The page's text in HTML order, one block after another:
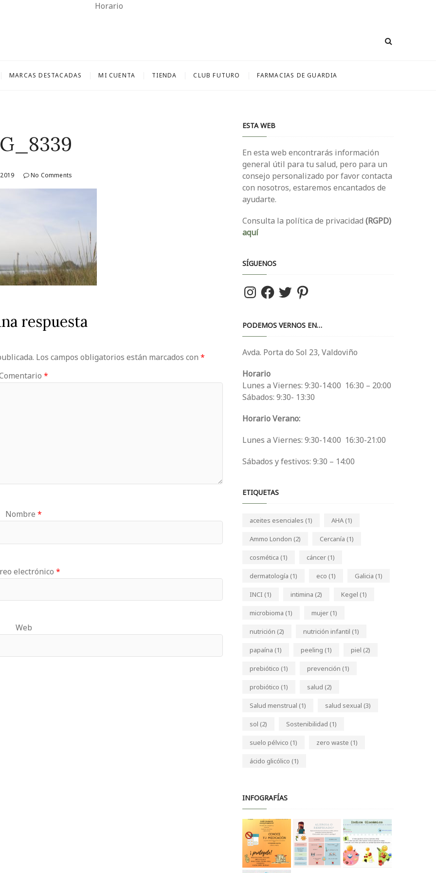
Horario
MARCAS DESTACADAS MI CUENTA TIENDA CLUB FUTURO FARMACIAS DE GUARDIA
No Comments
respuesta
Los campos obligatorios están marcados con *
*
Nombre *
electrónico *
Web
ESTA WEB
En esta web encontrarás información
general útil para tu salud, pero para un
consejo personalizado por favor contacta
con nosotros, estaremos encantados de
ayudarte.
Consulta la política de privacidad (RGPD)
aquí
SÍGUENOS
Instagram
FacebookTwitterPinterest
PODEMOS VERNOS EN…
Avda. Porta do Sol 23, Valdoviño
Horario
Lunes a Viernes: 9:30-14:00 16:30 – 20:00
Sábados: 9:30- 13:30
Horario Verano:
Lunes a Viernes: 9:30-14:00 16:30-21:00
Sábados y festivos: 9:30 – 14:00
ETIQUETAS
aceites esenciales (1) AHA (1)
Ammo London (2) Cercanía (1)
cosmética (1) cáncer (1)
dermatología (1) eco (1) Galicia (1)
INCI (1) intimina (2) Kegel (1)
microbioma (1) mujer (1)
nutrición (2) nutrición infantil (1)
papaína (1) peeling (1) piel (2)
prebiótico (1) prevención (1)
probiótico (1) salud (2)
Salud menstrual (1) salud sexual (3)
sol (2) Sostenibilidad (1)
suelo pélvico (1) zero waste (1)
ácido glicólico (1)
INFOGRAFÍAS